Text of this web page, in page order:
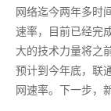
网络迄今两年多时
速率，目前已经完
大的技术力量将之
预计到今年底，联
网速率。下一步，